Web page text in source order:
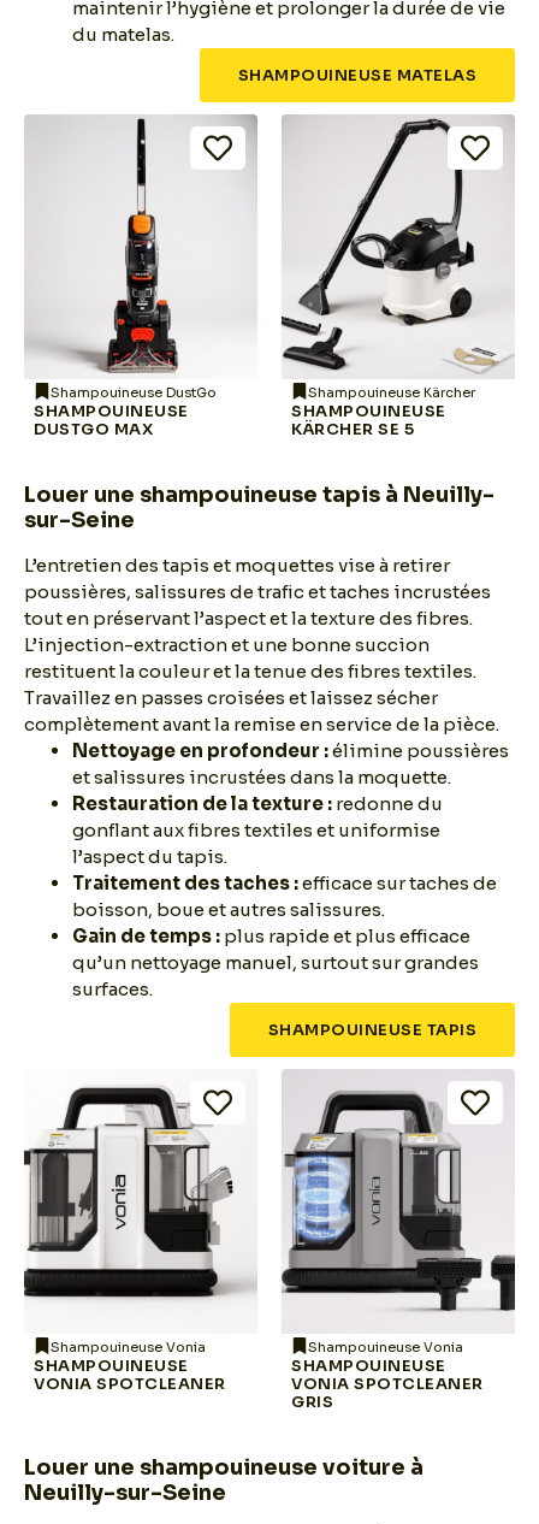
maintenir l’hygiène et prolonger la durée de vie
du matelas.
SHAMPOUINEUSE MATELAS
Shampouineuse DustGo
SHAMPOUINEUSE
DUSTGO MAX
Shampouineuse Kärcher
SHAMPOUINEUSE
KÄRCHER SE 5
Louer une shampouineuse tapis à Neuilly-
sur-Seine
L’entretien des tapis et moquettes vise à retirer
poussières, salissures de trafic et taches incrustées
tout en préservant l’aspect et la texture des fibres.
L’injection-extraction et une bonne succion
restituent la couleur et la tenue des fibres textiles.
Travaillez en passes croisées et laissez sécher
complètement avant la remise en service de la pièce.
Nettoyage en profondeur :élimine poussières
et salissures incrustées dans la moquette.
Restauration de la texture : redonne du
gonflant aux fibres textiles et uniformise
l’aspect du tapis.
Traitement des taches :efficace sur taches de
boisson, boue et autres salissures.
Gain de temps : plus rapide et plus efficace
qu’un nettoyage manuel, surtout sur grandes
surfaces.
SHAMPOUINEUSE TAPIS
Shampouineuse Vonia
SHAMPOUINEUSE
VONIA SPOTCLEANER
Shampouineuse Vonia
SHAMPOUINEUSE
VONIA SPOTCLEANER
GRIS
Louer une shampouineuse voiture à
Neuilly-sur-Seine